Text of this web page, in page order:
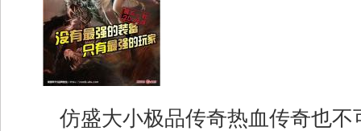
仿盛大小极品传奇热血传奇也不